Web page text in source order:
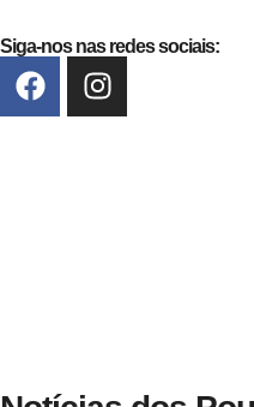
Siga-nos nas redes sociais: